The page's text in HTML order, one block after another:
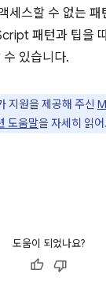
세스할 수 없는
패턴과 팁을
있습니다.
지원을 제공해 주신
도움말을 자세히 읽
도움이 되었나요?